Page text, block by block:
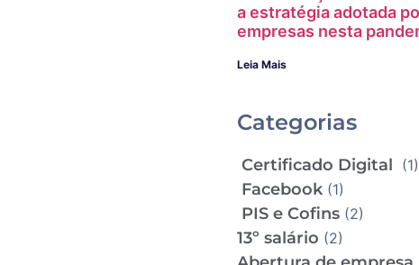
a estratégia adotada
empresas nesta
Leia Mais
Categorias
Certificado Digital (1)
Facebook(1)
PIS e Cofins(2)
13º salário (2)